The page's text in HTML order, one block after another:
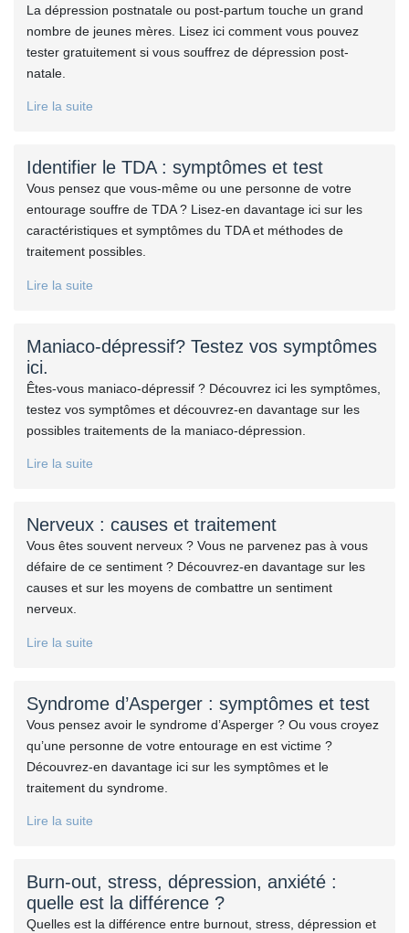
La dépression postnatale ou post-partum touche un grand
nombre de jeunes mères. Lisez ici comment vous pouvez
tester gratuitement si vous souffrez de dépression post-
natale.
Lire la suite
Identifier le TDA : symptômes et test
Vous pensez que vous-même ou une personne de votre
entourage souffre de TDA ? Lisez-en davantage ici sur les
caractéristiques et symptômes du TDA et méthodes de
traitement possibles.
Lire la suite
Maniaco-dépressif? Testez vos symptômes
ici.
Êtes-vous maniaco-dépressif ? Découvrez ici les symptômes,
testez vos symptômes et découvrez-en davantage sur les
possibles traitements de la maniaco-dépression.
Lire la suite
Nerveux : causes et traitement
Vous êtes souvent nerveux ? Vous ne parvenez pas à vous
défaire de ce sentiment ? Découvrez-en davantage sur les
causes et sur les moyens de combattre un sentiment
nerveux.
Lire la suite
Syndrome d’Asperger : symptômes et test
Vous pensez avoir le syndrome d’Asperger ? Ou vous croyez
qu’une personne de votre entourage en est victime ?
Découvrez-en davantage ici sur les symptômes et le
traitement du syndrome.
Lire la suite
Burn-out, stress, dépression, anxiété :
quelle est la différence ?
Quelles est la différence entre burnout, stress, dépression et